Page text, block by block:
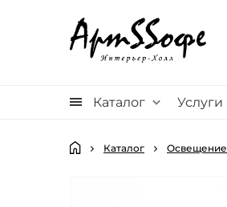
Каталог Услуги
Каталог Освещение